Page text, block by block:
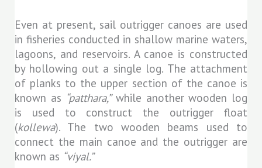
Even at present, sail outrigger canoes are used
in fisheries conducted in shallow marine waters,
lagoons, and reservoirs. A canoe is constructed
by hollowing out a single log. The attachment
of planks to the upper section of the canoe is
known as “patthara,”while another wooden log
is used to construct the outrigger float
(kollewa). The two wooden beams used to
connect the main canoe and the outrigger are
known as “viyal.”